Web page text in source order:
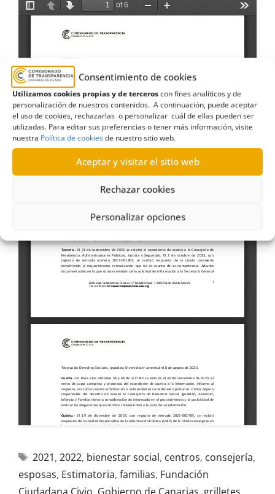
Consentimiento de cookies
Utilizamos cookies propias y de terceroscon fines analíticos y de
personalización de nuestros contenidos. A continuación, puede aceptar
el uso de cookies, rechazarlas o personalizar cuál de ellas pueden ser
utilizadas. Para editar sus preferencias o tener más información, visite
nuestra Política de cookiesde nuestro sitio web.
Aceptar y visitar el sitio web
Rechazar cookies
Personalizar opciones
2021, 2022, bienestar social, centros, consejería,
esposas, Estimatoria, familias, Fundación